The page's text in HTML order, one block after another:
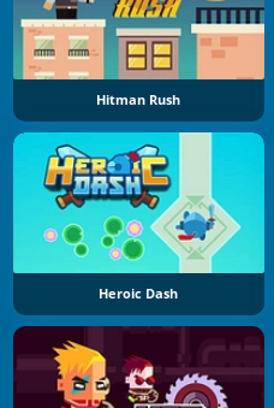
Hitman Rush
Heroic Dash